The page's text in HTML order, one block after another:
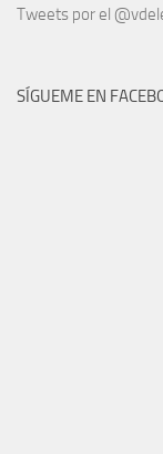
Tweets por el
SÍGUEME EN